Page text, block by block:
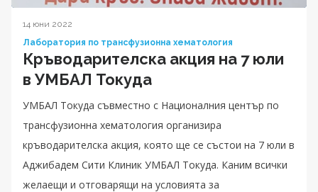
14 юни 2022
Лаборатория по трансфузионна хематология
Кръводарителска акция на 7 юли
в УМБАЛ Токуда
УМБАЛ Токуда съвместно с Националния център по
трансфузионна хематология организира
кръводарителска акция, която ще се състои на 7 юли в
Аджибадем Сити Клиник УМБАЛ Токуда. Каним всички
желаещи и отговарящи на условията за